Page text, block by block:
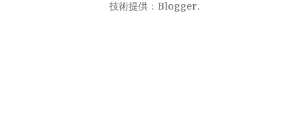
技術提供： Blogger.